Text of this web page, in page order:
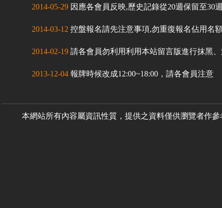
2014-05-29 因應各會員反映,歷史記錄從20週保留至30
2014-03-12 控盤報名請先注意事項,勿重復報名佔用名
2014-02-19 請各會員勿利用利用本站留言版進行抹黑
2013-12-04 報牌時候改成12:00~18:00，請各會員注意
本網站所有內容屬資訊性質，提供之資料僅供瀏覽者作